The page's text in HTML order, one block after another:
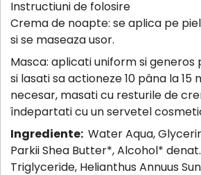
Instructiuni de folosire
Crema de noapte: se aplica pe
si se maseaza usor.
Masca: aplicati uniform si
si lasati sa actioneze 10 pâna la 15
necesar, masati cu resturile de
îndepartati cu un servetel
Ingrediente: Water Aqua,
Parkii Shea Butter*, Alcohol*
Triglyceride, Helianthus Annuus